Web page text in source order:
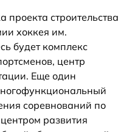
проекта строительства
хоккея им.
будет комплекс
центр
Еще один
соревнований по
развития